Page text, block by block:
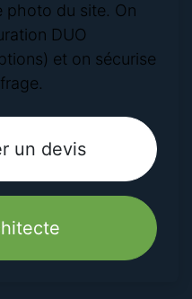
photo du site. On
DUO
et on sécurise
un devis